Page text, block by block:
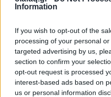
Information
If you wish to opt-out of the
processing of your personal
targeted advertising by us,
section to confirm your
opt-out request is processed
interest-based ads based on
us or personal information
συγκέντρωση ισχύος
02.06.26
Στην πρώτη του εγκύκλιο
Λέων ΙΔ’ χρησιμοποιεί την
καταγγείλει την ανισότητα,
δημοκρατίας και τη